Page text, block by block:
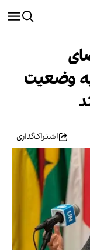
وضعیت
اشتراک‌گذاری